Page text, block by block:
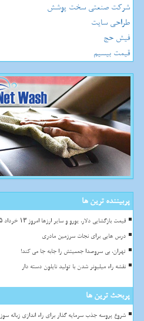
شرکت صنعتی سخت پوشش
طراحی سایت
فیش حج
قیمت بیسیم
پربیننده ترین ها
قیمت بازگشایی دلار، یورو و سایر ارزها امروز ۱۳ خرداد ۱۴۰۵ به همراه جدول
درس هایی برای نجات سرزمین مادری
تهران، بی سروصدا جمعیتش را جابه جا می کند!
نقشه راه میلیونر شدن با تولید نایلون دسته دار
پربحث ترین ها
شروع پروسه جذب سرمایه گذار برای راه اندازی زباله سوز ۳۰۰ تنی اصفهان